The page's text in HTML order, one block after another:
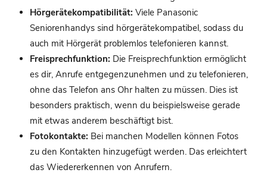
Hörgerätekompatibilität: Viele Panasonic
Seniorenhandys sind hörgerätekompatibel, sodass du
auch mit Hörgerät problemlos telefonieren kannst.
Freisprechfunktion: Die Freisprechfunktion ermöglicht
es dir, Anrufe entgegenzunehmen und zu telefonieren,
ohne das Telefon ans Ohr halten zu müssen. Dies ist
besonders praktisch, wenn du beispielsweise gerade
mit etwas anderem beschäftigt bist.
Fotokontakte: Bei manchen Modellen können Fotos
zu den Kontakten hinzugefügt werden. Das erleichtert
das Wiedererkennen von Anrufern.